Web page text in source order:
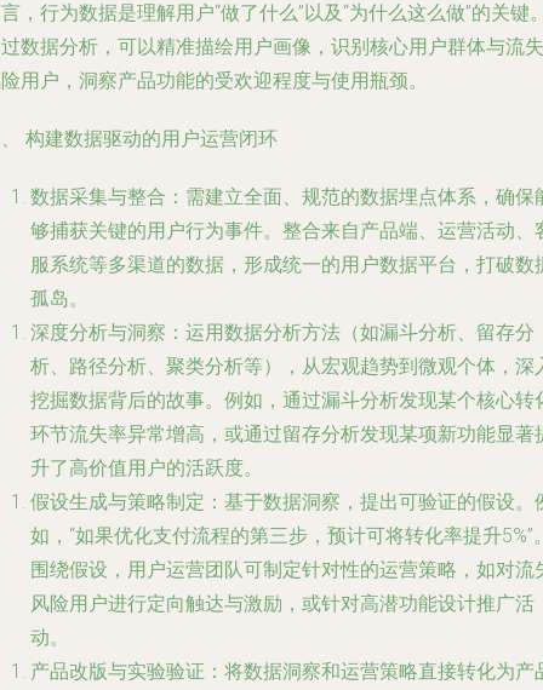
，行为数据是理解用户“做了什么”以及“为什么这么做”的关键
数据分析，可以精准描绘用户画像，识别核心用户群体与流失
用户，洞察产品功能的受欢迎程度与使用瓶颈。
构建数据驱动的用户运营闭环
数据采集与整合 ：需建立全面、规范的数据埋点体系，确保
够捕获关键的用户行为事件。整合来自产品端、运营活动、
服系统等多渠道的数据，形成统一的用户数据平台，打破数
孤岛。
深度分析与洞察 ：运用数据分析方法（如漏斗分析、留存分
析、路径分析、聚类分析等），从宏观趋势到微观个体，深
挖掘数据背后的故事。例如，通过漏斗分析发现某个核心转
环节流失率异常增高，或通过留存分析发现某项新功能显著
升了高价值用户的活跃度。
假设生成与策略制定 ：基于数据洞察，提出可验证的假设。
如，“如果优化支付流程的第三步，预计可将转化率提升5%”
围绕假设，用户运营团队可制定针对性的运营策略，如对流
风险用户进行定向触达与激励，或针对高潜功能设计推广活
动。
产品改版与实验验证 ：将数据洞察和运营策略直接转化为产